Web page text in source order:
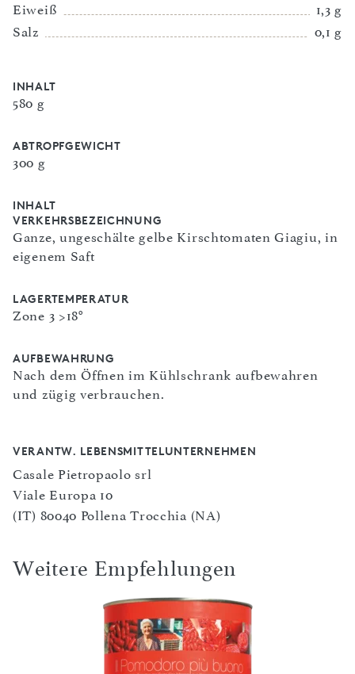
Eiweiß
1,3 g
Salz
0,1 g
INHALT
580 g
ABTROPFGEWICHT
300 g
INHALT
VERKEHRSBEZEICHNUNG
Ganze, ungeschälte gelbe Kirschtomaten Giagiu, in
eigenem Saft
LAGERTEMPERATUR
Zone 3 >18°
AUFBEWAHRUNG
Nach dem Öffnen im Kühlschrank aufbewahren
und zügig verbrauchen.
VERANTW. LEBENSMITTELUNTERNEHMEN
Casale Pietropaolo srl
Viale Europa 10
(IT) 80040 Pollena Trocchia (NA)
Weitere Empfehlungen